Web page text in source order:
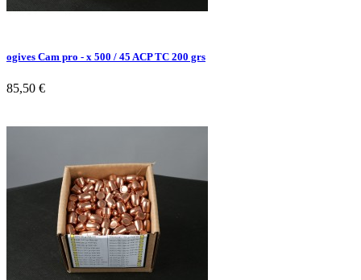
ogives Cam pro - x 500 / 45 ACP TC 200 grs
85,50 €